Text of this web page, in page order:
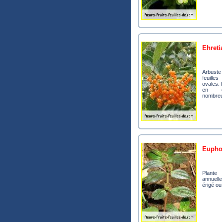
Arbuste à arbre à
ovales.
en
Plante herbacée,
érigé ou